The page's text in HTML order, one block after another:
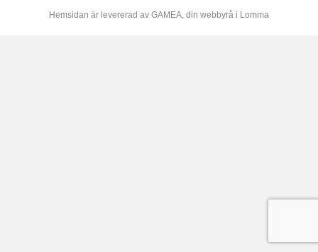
Hemsidan är levererad av GAMEA, din webbyrå i Lomma